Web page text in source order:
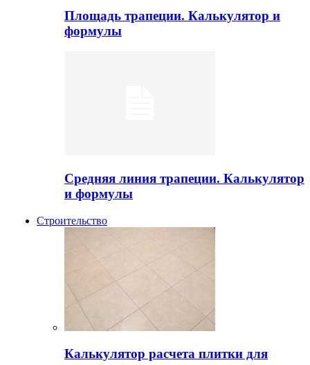
Площадь трапеции. Калькулятор и
формулы
Средняя линия трапеции. Калькулятор
и формулы
Строительство
Калькулятор расчета плитки для